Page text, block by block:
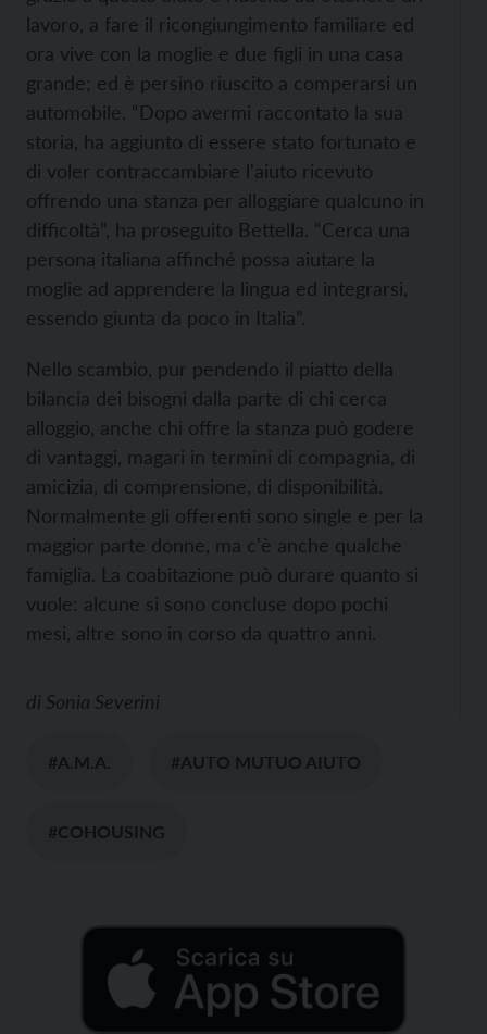
lavoro, a fare il ricongiungimento familiare ed
ora vive con la moglie e due figli in una casa
grande; ed è persino riuscito a comperarsi un
automobile. “Dopo avermi raccontato la sua
storia, ha aggiunto di essere stato fortunato e
di voler contraccambiare l'aiuto ricevuto
offrendo una stanza per alloggiare qualcuno in
difficoltà”, ha proseguito Bettella. “Cerca una
persona italiana affinché possa aiutare la
moglie ad apprendere la lingua ed integrarsi,
essendo giunta da poco in Italia”.
Nello scambio, pur pendendo il piatto della
bilancia dei bisogni dalla parte di chi cerca
alloggio, anche chi offre la stanza può godere
di vantaggi, magari in termini di compagnia, di
amicizia, di comprensione, di disponibilità.
Normalmente gli offerenti sono single e per la
maggior parte donne, ma c'è anche qualche
famiglia. La coabitazione può durare quanto si
vuole: alcune si sono concluse dopo pochi
mesi, altre sono in corso da quattro anni.
di Sonia Severini
#A.M.A. #AUTO MUTUO AIUTO
#COHOUSING